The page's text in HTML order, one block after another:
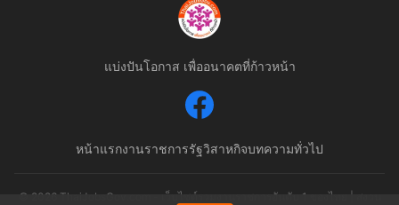
แบ่งปันโอกาส เพื่ออนาคตที่ก้าวหน้า
หน้าแรกงานราชการรัฐวิสาหกิจบทความทั่วไป
© 2026 ThaiJobsGov.com - เว็บไซต์รวมงานราชการอันดับ 1 ของไทย | สงวน